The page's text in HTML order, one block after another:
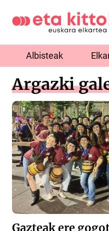
Albisteak
Argazki
Gazteak ere